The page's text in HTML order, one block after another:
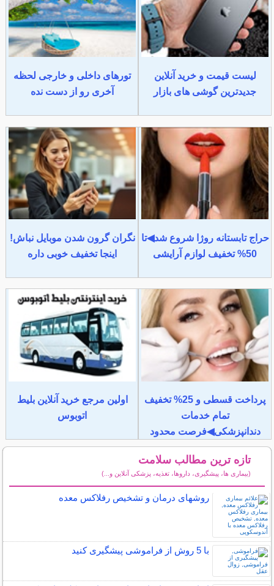
لیست قیمت و خرید آنلاین
جدیدترین گوشی های بازار
تورهای داخلی و خارجی لحظه
آخری رو از دست نده
حراج تابستانه روژا شروع شد◀تا
50% تخفیف لوازم آرایشی
نگران گرون شدن موبایل نباش!
اینجا تخفیف خوبی داره
پرداخت قسطی و 25% تخفیف
تمام خدمات
دندانپزشکی◀فرصت محدود
اولین مرجع خرید آنلاین بلیط
اتوبوس
تازه ترین مطالب سلامت
(بیماری ها، پیشگیری، داروها، تغذیه، پزشکی آنلاین و...)
روشهای درمان و تشخیص رفلاکس معده
با 5 روش از فراموشی پیشگیری کنید